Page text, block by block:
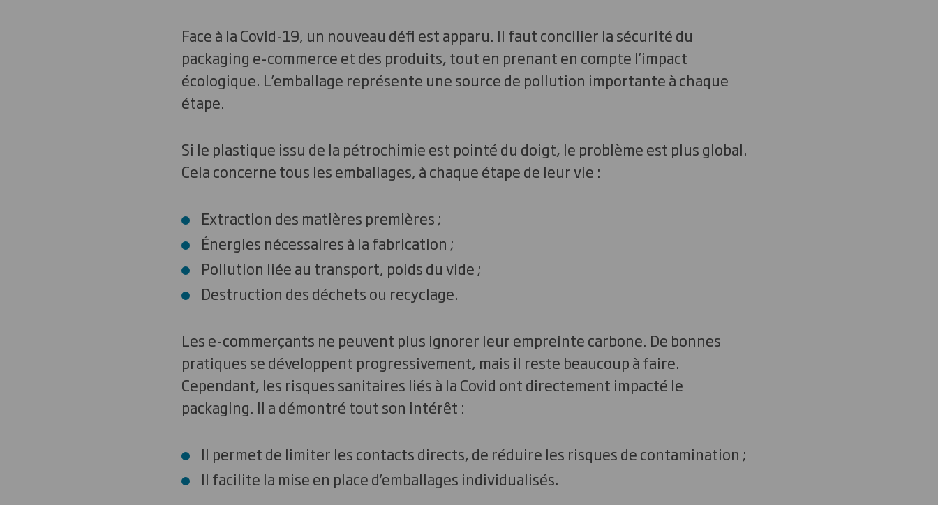
Face à la Covid-19, un nouveau défi est apparu. Il faut concilier la sécurité du
packaging e-commerce et des produits, tout en prenant en compte l’impact
écologique. L’emballage représente une source de pollution importante à chaque
étape.
Si le plastique issu de la pétrochimie est pointé du doigt, le problème est plus global.
Cela concerne tous les emballages, à chaque étape de leur vie :
Extraction des matières premières ;
Énergies nécessaires à la fabrication ;
Pollution liée au transport, poids du vide ;
Destruction des déchets ou recyclage.
Les e-commerçants ne peuvent plus ignorer leur empreinte carbone. De bonnes
pratiques se développent progressivement, mais il reste beaucoup à faire.
Cependant, les risques sanitaires liés à la Covid ont directement impacté le
packaging. Il a démontré tout son intérêt :
Il permet de limiter les contacts directs, de réduire les risques de contamination ;
Il facilite la mise en place d’emballages individualisés.